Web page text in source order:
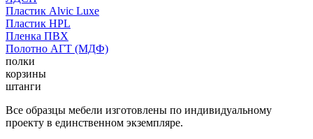
Пластик Alvic Luxe
Пластик HPL
Пленка ПВХ
Полотно АГТ (МДФ)
полки
корзины
штанги
Все образцы мебели изготовлены по индивидуальному
проекту в единственном экземпляре.